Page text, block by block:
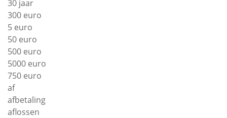
30 jaar
300 euro
5 euro
50 euro
500 euro
5000 euro
750 euro
af
afbetaling
aflossen